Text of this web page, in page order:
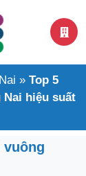
» Top 5
hiệu suất
vuông